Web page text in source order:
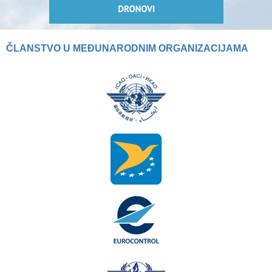
ČLANSTVO U MEĐUNARODNIM ORGANIZACIJAMA